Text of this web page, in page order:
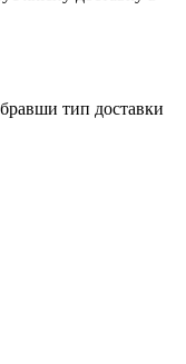
тип доставки